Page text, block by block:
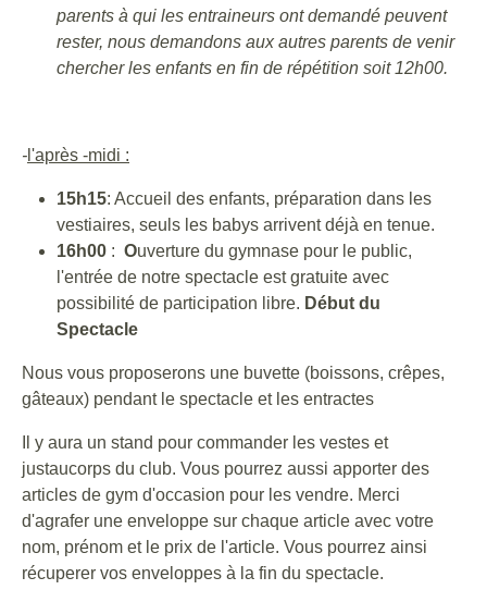
parents à qui les entraineurs ont demandé peuvent
rester, nous demandons aux autres parents de venir
chercher les enfants en fin de répétition soit 12h00.
- l'après -midi :
15h15: Accueil des enfants, préparation dans les
vestiaires, seuls les babys arrivent déjà en tenue.
16h00 : Ouverture du gymnase pour le public,
l'entrée de notre spectacle est gratuite avec
possibilité de participation libre. Début du
Spectacle
Nous vous proposerons une buvette (boissons, crêpes,
gâteaux) pendant le spectacle et les entractes
Il y aura un stand pour commander les vestes et
justaucorps du club. Vous pourrez aussi apporter des
articles de gym d'occasion pour les vendre. Merci
d'agrafer une enveloppe sur chaque article avec votre
nom, prénom et le prix de l'article. Vous pourrez ainsi
récuperer vos enveloppes à la fin du spectacle.